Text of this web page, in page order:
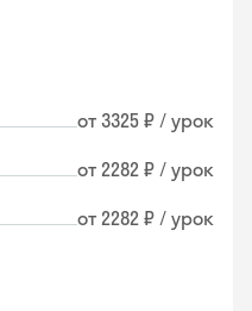
от 3325 ₽ / урок
от 2282 ₽ / урок
от 2282 ₽ / урок